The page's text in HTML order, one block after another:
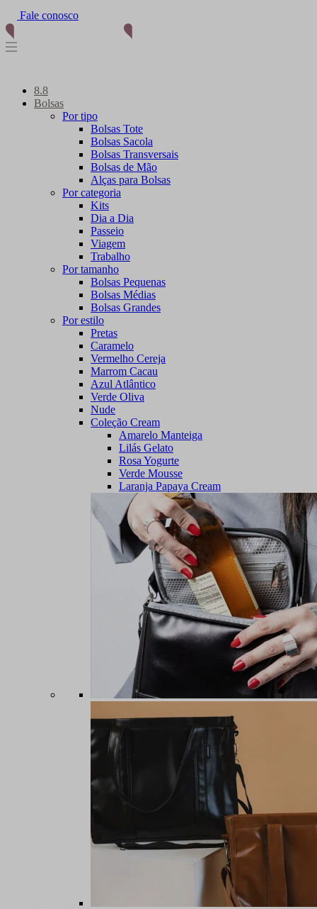
Fale conosco
8.8
Bolsas
Por tipo
Bolsas Tote
Bolsas Sacola
Bolsas Transversais
Bolsas de Mão
Alças para Bolsas
Por categoria
Kits
Dia a Dia
Passeio
Viagem
Trabalho
Por tamanho
Bolsas Pequenas
Bolsas Médias
Bolsas Grandes
Por estilo
Pretas
Caramelo
Vermelho Cereja
Marrom Cacau
Azul Atlântico
Verde Oliva
Nude
Coleção Cream
Amarelo Manteiga
Lilás Gelato
Rosa Yogurte
Verde Mousse
Laranja Papaya Cream